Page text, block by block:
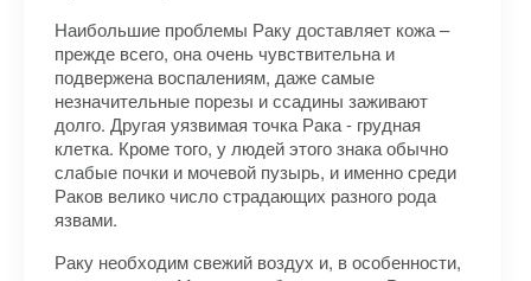
Наибольшие проблемы Раку доставляет кожа –
прежде всего, она очень чувствительна и
подвержена воспалениям, даже самые
незначительные порезы и ссадины заживают
долго. Другая уязвимая точка Рака - грудная
клетка. Кроме того, у людей этого знака обычно
слабые почки и мочевой пузырь, и именно среди
Раков велико число страдающих разного рода
язвами.
Раку необходим свежий воздух и, в особенности,